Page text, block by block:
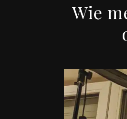
Wie